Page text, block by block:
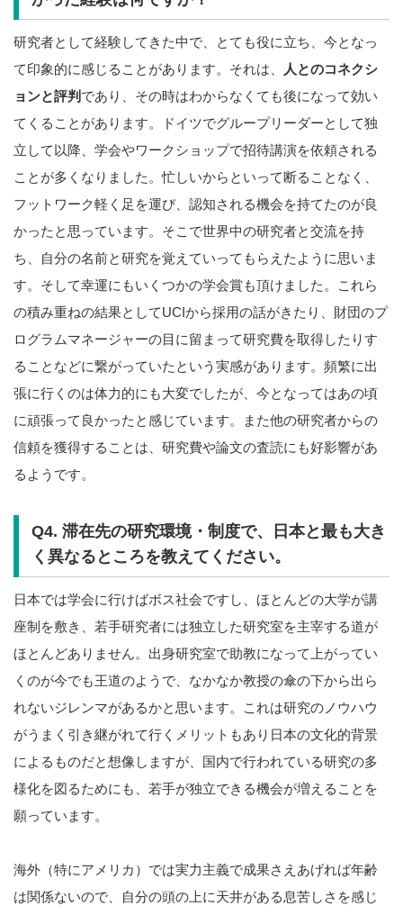
研究者として経験してきた中で、とても役に立ち、今となっ
て印象的に感じることがあります。それは、
人とのコネクシ
ョンと評判 であり、その時はわからなくても後になって効い
てくることがあります。ドイツでグループリーダーとして独
立して以降、学会やワークショップで招待講演を依頼される
ことが多くなりました。忙しいからといって断ることなく、
フットワーク軽く足を運び、認知される機会を持てたのが良
かったと思っています。そこで世界中の研究者と交流を持
ち、自分の名前と研究を覚えていってもらえたように思いま
す。そして幸運にもいくつかの学会賞も頂けました。これら
の積み重ねの結果としてUCIから採用の話がきたり、財団のプ
ログラムマネージャーの目に留まって研究費を取得したりす
ることなどに繋がっていたという実感があります。頻繁に出
張に行くのは体力的にも大変でしたが、今となってはあの頃
に頑張って良かったと感じています。また他の研究者からの
信頼を獲得することは、研究費や論文の査読にも好影響があ
るようです。
Q4. 滞在先の研究環境・制度で、日本と最も大き
く異なるところを教えてください。
日本では学会に行けばボス社会ですし、ほとんどの大学が講
座制を敷き、若手研究者には独立した研究室を主宰する道が
ほとんどありません。出身研究室で助教になって上がってい
くのが今でも王道のようで、なかなか教授の傘の下から出ら
れないジレンマがあるかと思います。これは研究のノウハウ
がうまく引き継がれて行くメリットもあり日本の文化的背景
によるものだと想像しますが、国内で行われている研究の多
様化を図るためにも、若手が独立できる機会が増えることを
願っています。
海外（特にアメリカ）では実力主義で成果さえあげれば年齢
は関係ないので、自分の頭の上に天井がある息苦しさを感じ